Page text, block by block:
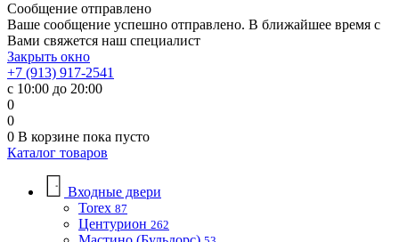
Сообщение отправлено
Ваше сообщение успешно отправлено. В ближайшее время с
Вами свяжется наш специалист
Закрыть окно
+7 (913) 917-2541
с 10:00 до 20:00
0
0
0 В корзине пока пусто
Каталог товаров
Входные двери
Torex 87
Центурион 262